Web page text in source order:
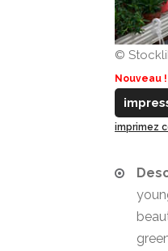
©
Nouveau !
imprimez